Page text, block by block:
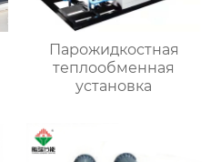
Парожидкостная
теплообменная
установка